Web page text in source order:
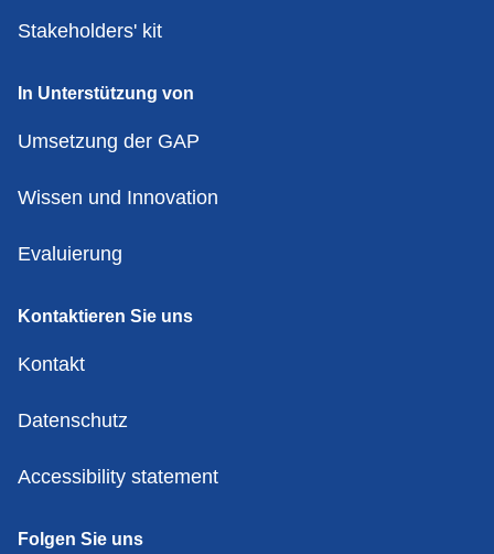
Stakeholders' kit
In Unterstützung von
Umsetzung der GAP
Wissen und Innovation
Evaluierung
Kontaktieren Sie uns
Kontakt
Datenschutz
Accessibility statement
Folgen Sie uns